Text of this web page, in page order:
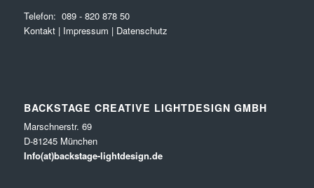
Telefon: 089 - 820 878 50
Kontakt| Impressum | Datenschutz
BACKSTAGE CREATIVE LIGHTDESIGN GMBH
Marschnerstr. 69
D-81245 München
Info(at)backstage-lightdesign.de